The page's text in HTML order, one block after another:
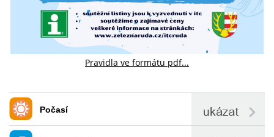
Pravidla ve formátu pdf...
Počasí